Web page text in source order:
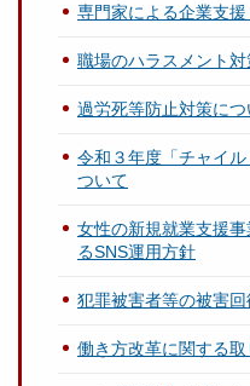
専門家による企業支
職場のハラスメント
過労死等防止対策につ
令和３年度「チャイ
ついて
女性の新規就業支援
るSNS運用方針
犯罪被害者等の被害
働き方改革に関する